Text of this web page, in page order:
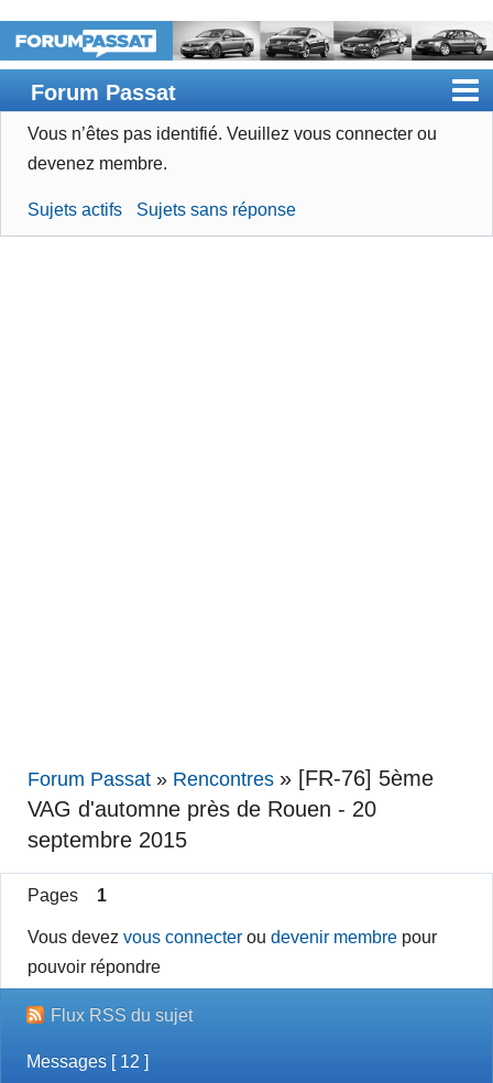
Forum Passat
Accueil
Devenir membre
Vous n’êtes pas identifié. Veuillez vous connecter ou
devenez membre.
Sujets actifs Sujets sans réponse
Forum Passat » Rencontres » [FR-76] 5ème
VAG d'automne près de Rouen - 20
septembre 2015
Pages 1
Vous devezvous connecter oudevenir membre pour
pouvoir répondre
Flux RSS du sujet
Messages [ 12 ]